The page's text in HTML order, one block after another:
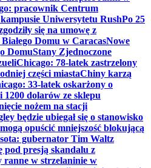
pracownik Centrum
Uniwersytetu RushPo 25
się na umowę z
Domu w CaracasNowe
DomuStany Zjednoczone
Chicago: 78-latek zastrzelony
części miastaChiny karzą
33-latek oskarżony o
dolarów ze sklepu
nożem na stacji
będzie ubiegał się o stanowisko
opuścić mniejszość blokującą
gubernator Tim Waltz
pod presją skandalu z
ranne w strzelaninie w